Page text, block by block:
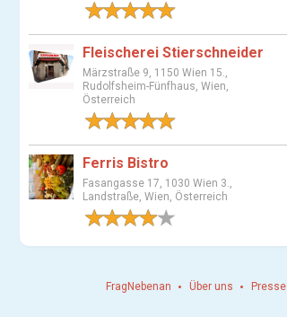
Fleischerei Stierschneider
Märzstraße 9, 1150 Wien 15.,
Rudolfsheim-Fünfhaus, Wien,
Österreich
Ferris Bistro
Fasangasse 17, 1030 Wien 3.,
Landstraße, Wien, Österreich
FragNebenan Über uns Presse